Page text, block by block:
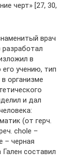
черт» [27, 30,
врач
разработал
в
учению, тип
организме
и дал
(от герч.
chole –
– черная
составил